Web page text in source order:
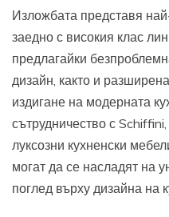
Изложбата представя
заедно с високия клас
предлагайки
дизайн, както и
издигане на модерната
сътрудничество с
луксозни кухненски
могат да се насладят на
поглед върху дизайна на